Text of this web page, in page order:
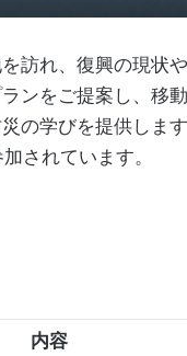
訪れ、復興の現状
ンをご提案し、移
の学びを提供しま
されています。
内容